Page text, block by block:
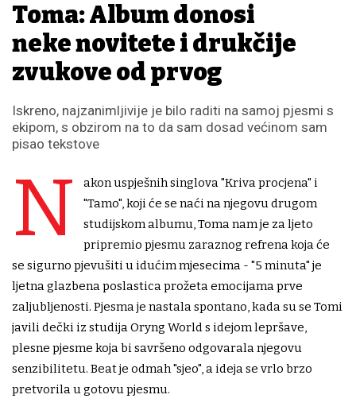
Toma: Album donosi
neke novitete i drukčije
zvukove od prvog
Iskreno, najzanimljivije je bilo raditi na samoj pjesmi s
ekipom, s obzirom na to da sam dosad većinom sam
pisao tekstove
N
akon uspješnih singlova "Kriva procjena" i
"Tamo", koji će se naći na njegovu drugom
studijskom albumu, Toma nam je za ljeto
pripremio pjesmu zaraznog refrena koja će
se sigurno pjevušiti u idućim mjesecima - "5 minuta" je
ljetna glazbena poslastica prožeta emocijama prve
zaljubljenosti. Pjesma je nastala spontano, kada su se Tomi
javili dečki iz studija Oryng World s idejom lepršave,
plesne pjesme koja bi savršeno odgovarala njegovu
senzibilitetu. Beat je odmah "sjeo", a ideja se vrlo brzo
pretvorila u gotovu pjesmu.